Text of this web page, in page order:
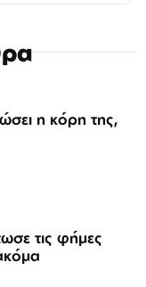
η κόρη της,
τις φήμες